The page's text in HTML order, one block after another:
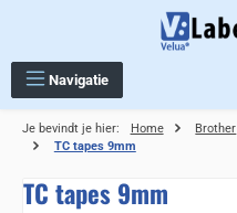
Navigatie
Je bevindt je hier: Home Brother
TC tapes 9mm
TC tapes 9mm